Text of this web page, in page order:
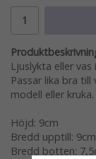
Ljuslykta eller
Passar lika bra
modell eller kruka.
Höjd: 9cm
Bredd upptill: 9cm
Bredd botten: